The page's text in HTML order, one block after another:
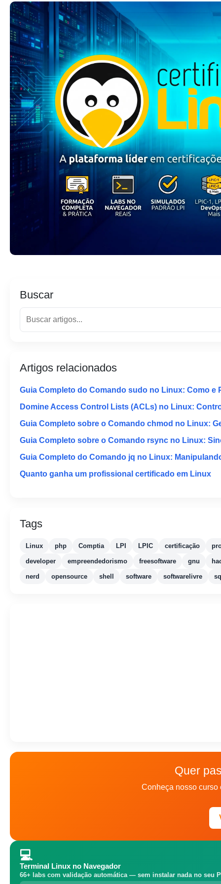
Buscar
Artigos relacionados
Guia Completo do Comando sudo no Linux: Como e
Domine Access Control Lists (ACLs) no Linux:
Guia Completo sobre o Comando chmod no Linux:
Guia Completo sobre o Comando rsync no Linux:
Guia Completo do Comando jq no Linux:
Quanto ganha um profissional certificado em Linux
Tags
Linux php Comptia LPI LPIC certificação
developer empreendedorismo freesoftware gnu
nerd opensource shell software softwarelivre
Quer
Conheça nosso curso
💻
Terminal Linux no Navegador
66+ labs com validação automática — sem instalar nada no seu